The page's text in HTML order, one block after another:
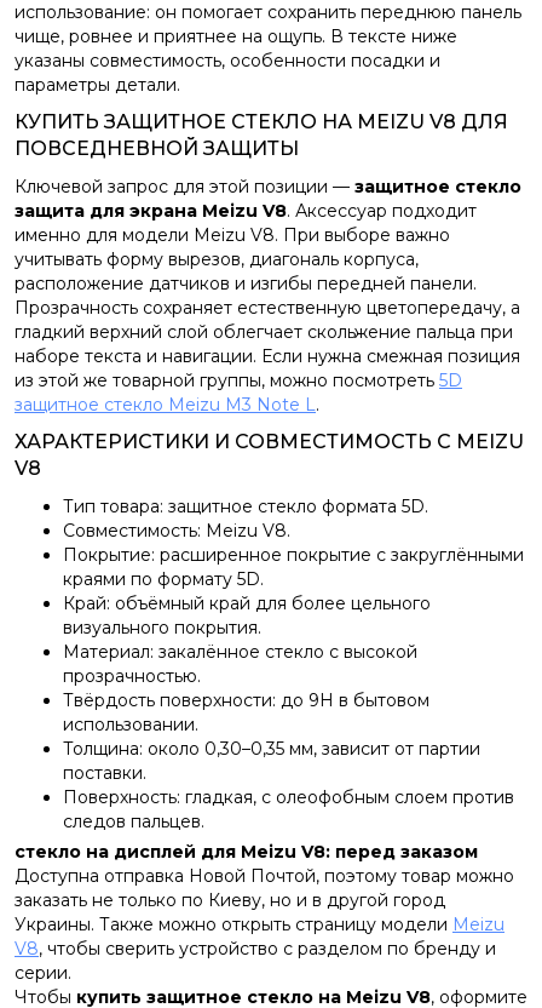
использование: он помогает сохранить переднюю панель
чище, ровнее и приятнее на ощупь. В тексте ниже
указаны совместимость, особенности посадки и
параметры детали.
КУПИТЬ ЗАЩИТНОЕ СТЕКЛО НА MEIZU V8 ДЛЯ
ПОВСЕДНЕВНОЙ ЗАЩИТЫ
Ключевой запрос для этой позиции — защитное стекло
защита для экрана Meizu V8. Аксессуар подходит
именно для модели Meizu V8. При выборе важно
учитывать форму вырезов, диагональ корпуса,
расположение датчиков и изгибы передней панели.
Прозрачность сохраняет естественную цветопередачу, а
гладкий верхний слой облегчает скольжение пальца при
наборе текста и навигации. Если нужна смежная позиция
из этой же товарной группы, можно посмотреть 5D
защитное стекло Meizu M3 Note L.
ХАРАКТЕРИСТИКИ И СОВМЕСТИМОСТЬ С MEIZU
V8
Тип товара: защитное стекло формата 5D.
Совместимость: Meizu V8.
Покрытие: расширенное покрытие с закруглёнными
краями по формату 5D.
Край: объёмный край для более цельного
визуального покрытия.
Материал: закалённое стекло с высокой
прозрачностью.
Твёрдость поверхности: до 9H в бытовом
использовании.
Толщина: около 0,30–0,35 мм, зависит от партии
поставки.
Поверхность: гладкая, с олеофобным слоем против
следов пальцев.
стекло на дисплей для Meizu V8: перед заказом
Доступна отправка Новой Почтой, поэтому товар можно
заказать не только по Киеву, но и в другой город
Украины. Также можно открыть страницу модели Meizu
V8, чтобы сверить устройство с разделом по бренду и
серии.
Чтобы купить защитное стекло на Meizu V8, оформите